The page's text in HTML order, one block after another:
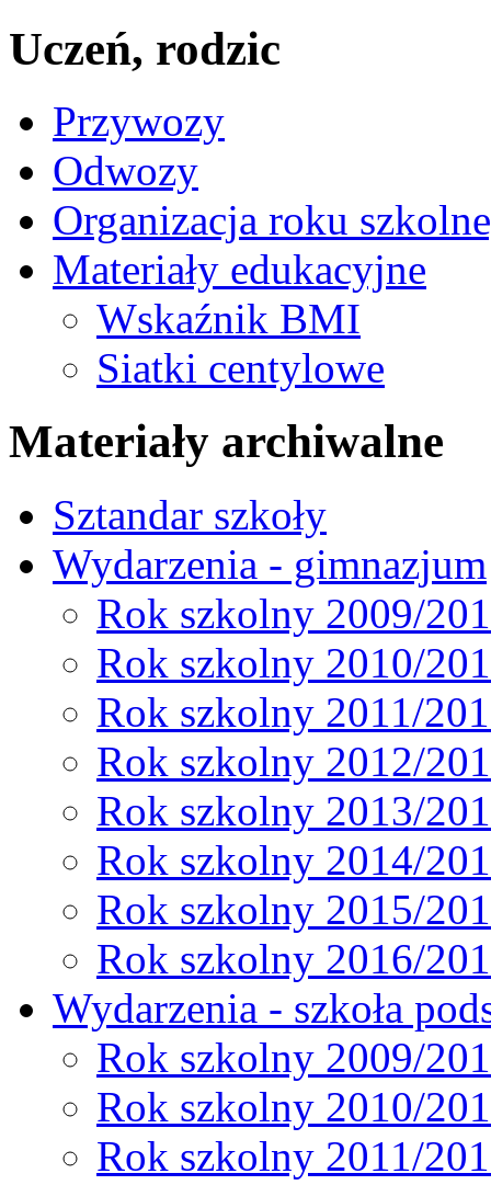
Uczeń, rodzic
Przywozy
Odwozy
Organizacja roku
Materiały edukacyjne
Wskaźnik BMI
Siatki centylowe
Materiały archiwalne
Sztandar szkoły
Wydarzenia - gimnazjum
Rok szkolny 2009/
Rok szkolny 2010/
Rok szkolny 2011/
Rok szkolny 2012/
Rok szkolny 2013/
Rok szkolny 2014/
Rok szkolny 2015/
Rok szkolny 2016/
Wydarzenia - szkoła
Rok szkolny 2009/
Rok szkolny 2010/
Rok szkolny 2011/